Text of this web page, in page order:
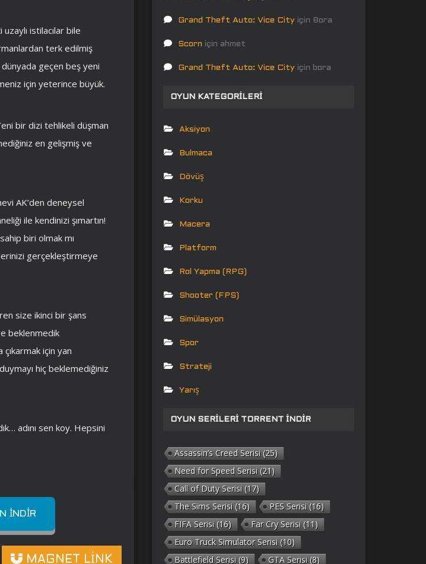
istilacılar bile
terk edilmiş
geçen beş yeni
için yeterince büyük.
bir dizi tehlikeli düşman
en gelişmiş ve
AK’den deneysel
ile kendinizi şımartın!
biri olmak mı
gerçekleştirmeye
size ikinci bir şans
beklenmedik
için yan
hiç beklemediğiniz
adını sen koy. Hepsini
İNDIR
MAGNET LİNK
Grand Theft Auto: Vice City için Bora
Scorn için ahmet
Grand Theft Auto: Vice City için bora
OYUN KATEGORILERI
Aksiyon
Bulmaca
Dövüş
Korku
Macera
Platform
Rol Yapma (RPG)
Shooter (FPS)
Simülasyon
Spor
Strateji
Yarış
OYUN SERILERI TORRENT İNDIR
Assassin’s Creed Serisi (25)
Need for Speed Serisi (21)
Call of Duty Serisi (17)
The Sims Serisi (16) PES Serisi (16)
FIFA Serisi (16) Far Cry Serisi (11)
Euro Truck Simulator Serisi (10)
Battlefield Serisi (9) GTA Serisi (8)